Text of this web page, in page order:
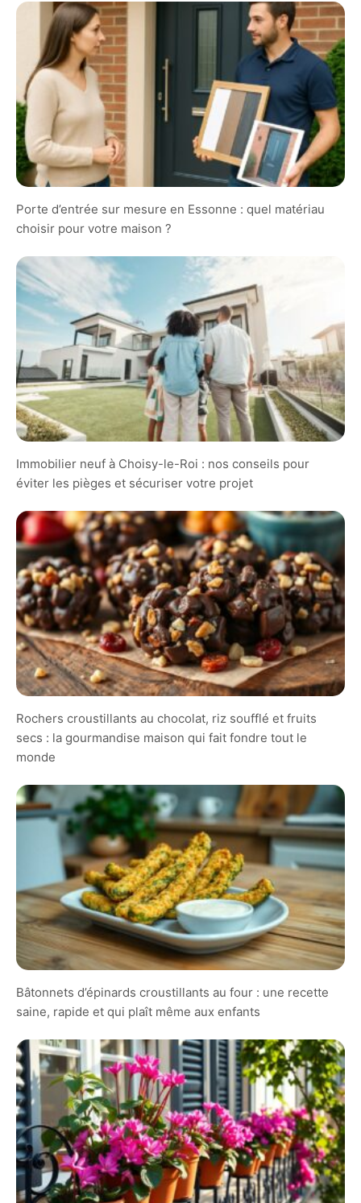
Porte d’entrée sur mesure en Essonne : quel matériau
choisir pour votre maison ?
Immobilier neuf à Choisy-le-Roi : nos conseils pour
éviter les pièges et sécuriser votre projet
Rochers croustillants au chocolat, riz soufflé et fruits
secs : la gourmandise maison qui fait fondre tout le
monde
Bâtonnets d’épinards croustillants au four : une recette
saine, rapide et qui plaît même aux enfants